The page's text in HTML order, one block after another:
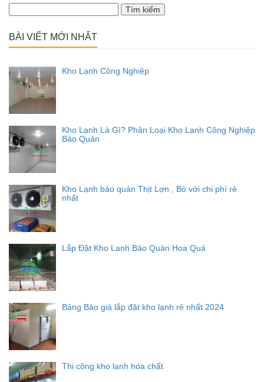
kiếm
BÀI VIẾT MỚI NHẤT
Kho Lạnh Công Nghiệp
Kho Lạnh Là Gì? Phân Loại Kho Lạnh Công Nghiệp
Bảo Quản
Kho Lạnh bảo quản Thịt Lợn , Bò với chi phí rẻ
nhất
Lắp Đặt Kho Lạnh Bảo Quản Hoa Quả
Bảng Báo giá lắp đặt kho lạnh rẻ nhất 2024
Thi công kho lạnh hóa chất